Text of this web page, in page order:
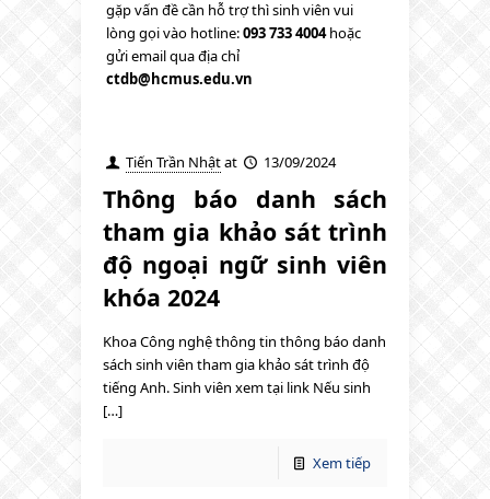
gặp vấn đề cần hỗ trợ thì sinh viên vui
lòng gọi vào hotline:093 733 4004hoặc
gửi email qua địa chỉ
ctdb@hcmus.edu.vn
Tiến Trần Nhậtat 13/09/2024
Thông báo danh sách
tham gia khảo sát trình
độ ngoại ngữ sinh viên
khóa 2024
Khoa Công nghệ thông tin thông báo danh
sách sinh viên tham gia khảo sát trình độ
tiếng Anh. Sinh viên xem tại link Nếu sinh
[…]
Xem tiếp